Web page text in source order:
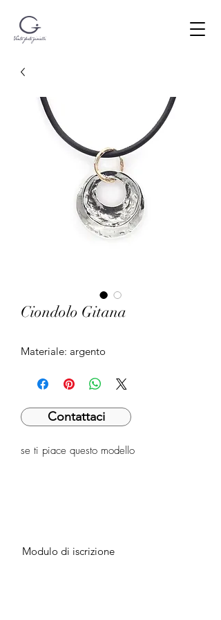
Ciondolo Gitana
Materiale: argento
Contattaci
se ti piace questo modello
Modulo di iscrizione